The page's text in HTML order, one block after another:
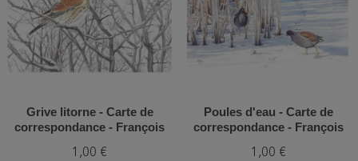
Grive litorne - Carte de
correspondance - François
1,00 €
Poules d'eau - Carte de
correspondance - François
1,00 €